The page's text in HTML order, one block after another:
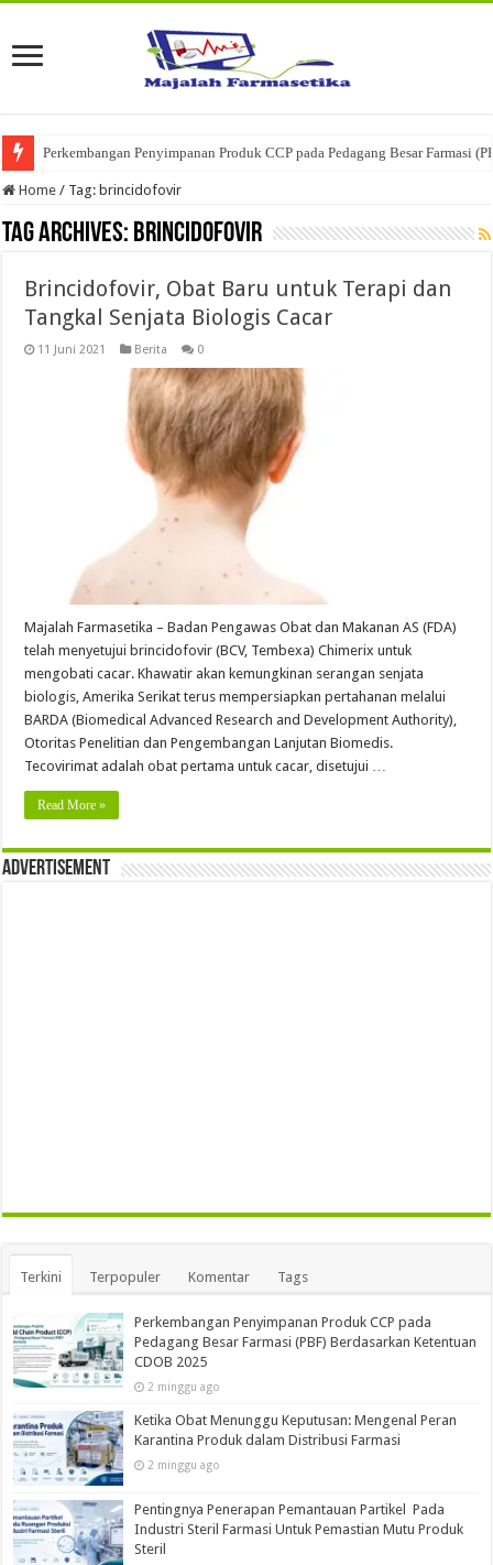
Perkembangan Penyimpanan Produk CCP pada Pedagang Besar Farmasi
Home / Tag: brincidofovir
Tag Archives: brincidofovir
Brincidofovir, Obat Baru untuk Terapi dan
Tangkal Senjata Biologis Cacar
11 Juni 2021 Berita 0
Majalah Farmasetika – Badan Pengawas Obat dan Makanan AS (FDA)
telah menyetujui brincidofovir (BCV, Tembexa) Chimerix untuk
mengobati cacar. Khawatir akan kemungkinan serangan senjata
biologis, Amerika Serikat terus mempersiapkan pertahanan melalui
BARDA (Biomedical Advanced Research and Development Authority),
Otoritas Penelitian dan Pengembangan Lanjutan Biomedis.
Tecovirimat adalah obat pertama untuk cacar, disetujui …
Read More »
Advertisement
Terkini Terpopuler Komentar Tags
Perkembangan Penyimpanan Produk CCP pada
Pedagang Besar Farmasi (PBF) Berdasarkan Ketentuan
CDOB 2025
2 minggu ago
Ketika Obat Menunggu Keputusan: Mengenal Peran
Karantina Produk dalam Distribusi Farmasi
2 minggu ago
Pentingnya Penerapan Pemantauan Partikel Pada
Industri Steril Farmasi Untuk Pemastian Mutu Produk
Steril